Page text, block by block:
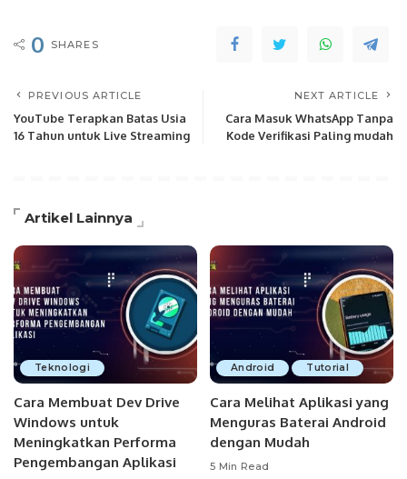
0 SHARES
PREVIOUS ARTICLE
YouTube Terapkan Batas Usia
16 Tahun untuk Live Streaming
NEXT ARTICLE
Cara Masuk WhatsApp Tanpa
Kode Verifikasi Paling mudah
Artikel Lainnya
Teknologi
Cara Membuat Dev Drive
Windows untuk
Meningkatkan Performa
Pengembangan Aplikasi
Android Tutorial
Cara Melihat Aplikasi yang
Menguras Baterai Android
dengan Mudah
5 Min Read